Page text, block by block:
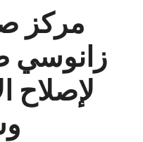
مركز
زانوسي
لإصلاح